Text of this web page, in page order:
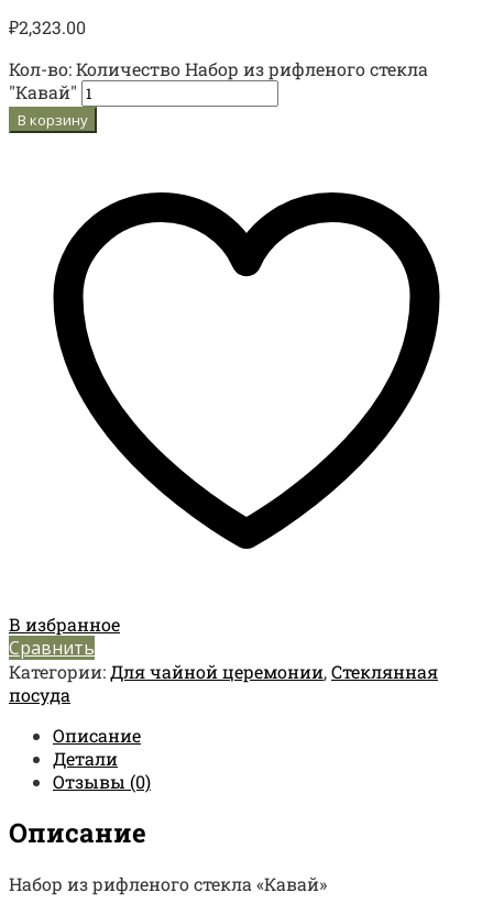
₽2,323.00
Кол-во:Количество Набор из рифленого стекла
"Кавай"
В корзину
В избранное
Сравнить
Категории:Для чайной церемонии,Стеклянная
посуда
Описание
Детали
Отзывы (0)
Описание
Набор из рифленого стекла «Кавай»